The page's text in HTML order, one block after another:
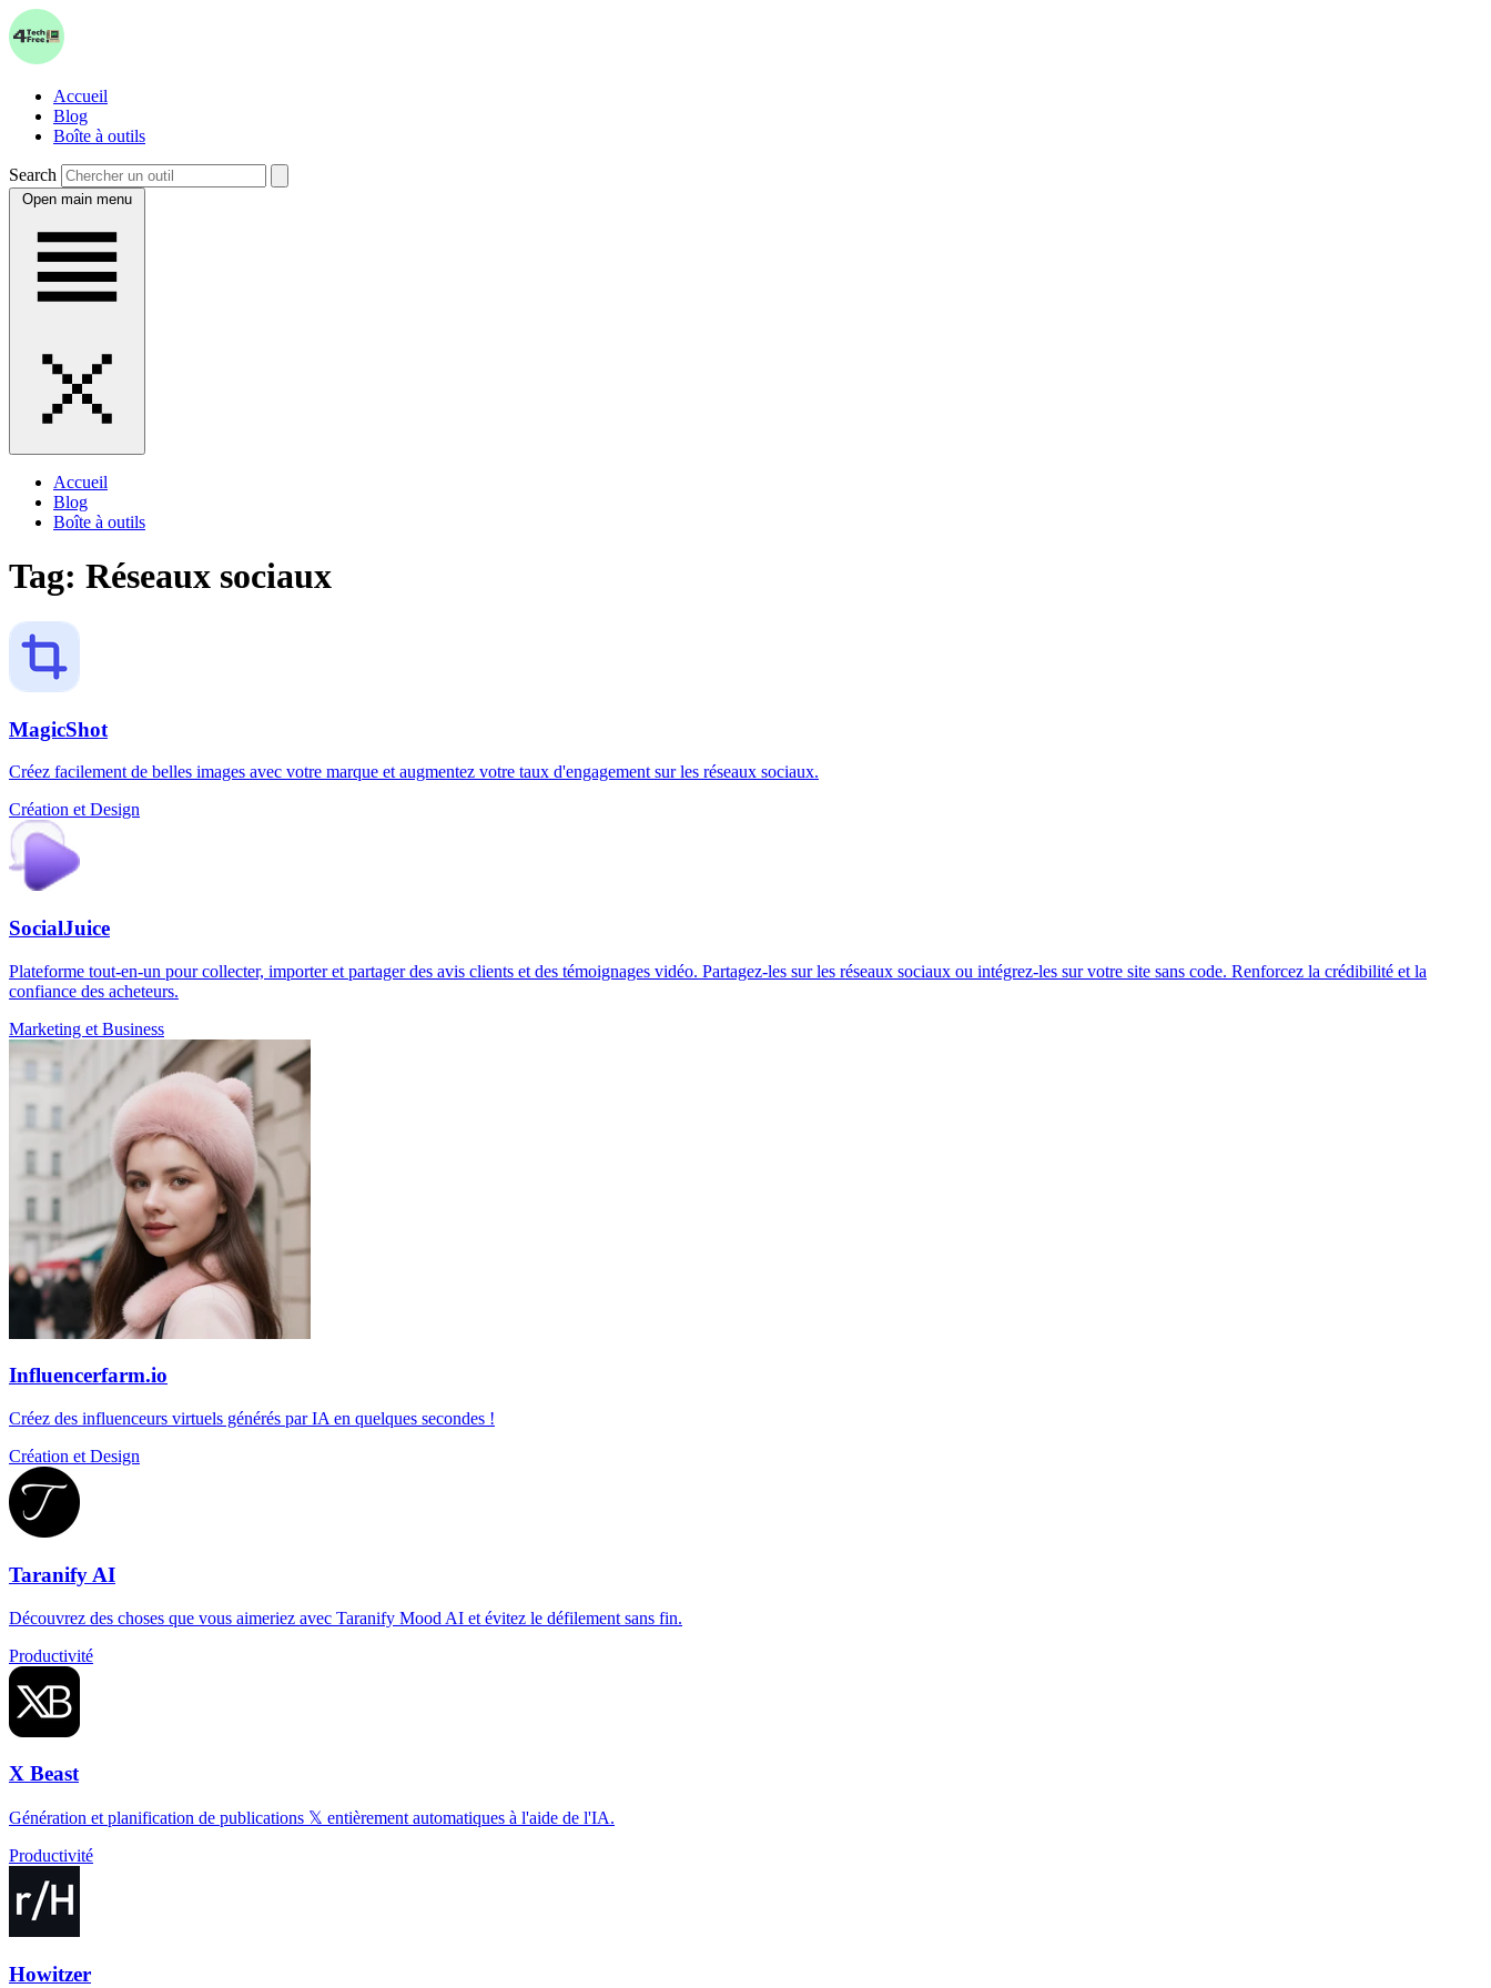
Accueil
Blog
Boîte à outils
Search
Open main menu
Accueil
Blog
Boîte à outils
Tag: Réseaux sociaux
MagicShot
Créez facilement de belles images avec votre marque et augmentez votre taux d'engagement sur les réseaux sociaux.
Création et Design
SocialJuice
Plateforme tout-en-un pour collecter, importer et partager des avis clients et des témoignages vidéo. Partagez-les sur les réseaux sociaux ou intégrez-les sur votre site sans code. Renforcez la crédibilité et la
confiance des acheteurs.
Marketing et Business
Influencerfarm.io
Créez des influenceurs virtuels générés par IA en quelques secondes !
Création et Design
Taranify AI
Découvrez des choses que vous aimeriez avec Taranify Mood AI et évitez le défilement sans fin.
Productivité
X Beast
Génération et planification de publications 𝕏 entièrement automatiques à l'aide de l'IA.
Productivité
Howitzer